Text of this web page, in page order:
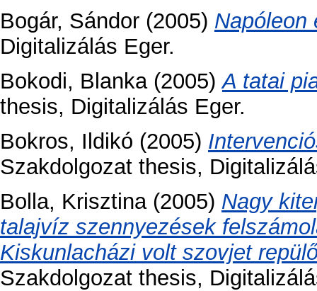
Bogár, Sándor (2005) Napóleon
Digitalizálás Eger.
Bokodi, Blanka(2005)A tatai
thesis, Digitalizálás Eger.
Bokros, Ildikó (2005)
Szakdolgozat thesis,
Bolla, Krisztina(2005) Nagy
talajvíz szennyezések
Kiskunlacházi volt szovjet
Szakdolgozat thesis,